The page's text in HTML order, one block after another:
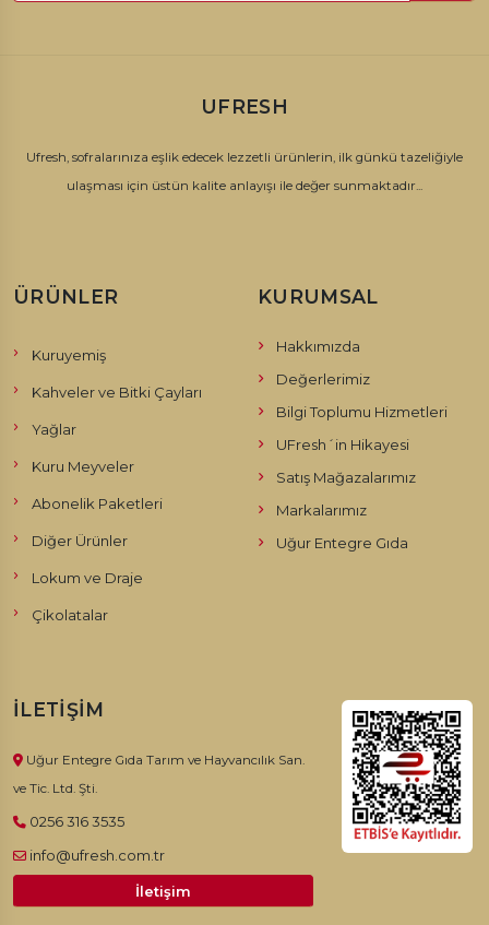
UFRESH
Ufresh, sofralarınıza eşlik edecek lezzetli ürünlerin, ilk günkü tazeliğiyle
ulaşması için üstün kalite anlayışı ile değer sunmaktadır...
ÜRÜNLER
Kuruyemiş
Kahveler ve Bitki Çayları
Yağlar
Kuru Meyveler
Abonelik Paketleri
Diğer Ürünler
Lokum ve Draje
Çikolatalar
KURUMSAL
Hakkımızda
Değerlerimiz
Bilgi Toplumu Hizmetleri
UFresh´in Hikayesi
Satış Mağazalarımız
Markalarımız
Uğur Entegre Gıda
İLETIŞIM
Uğur Entegre Gıda Tarım ve Hayvancılık San.
ve Tic. Ltd. Şti.
0256 316 3535
info@ufresh.com.tr
İletişim